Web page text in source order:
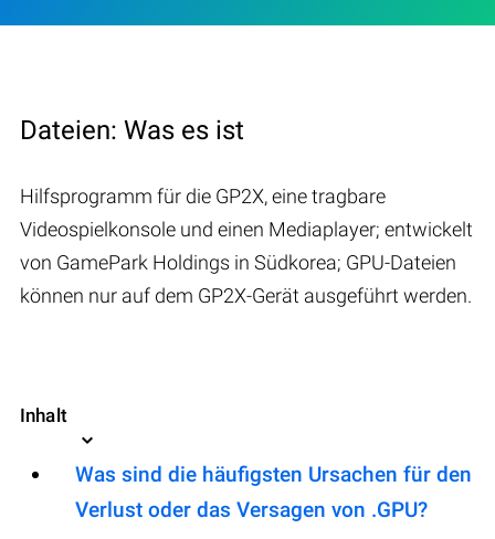
Dateien: Was es ist
Hilfsprogramm für die GP2X, eine tragbare
Videospielkonsole und einen Mediaplayer; entwickelt
von GamePark Holdings in Südkorea; GPU-Dateien
können nur auf dem GP2X-Gerät ausgeführt werden.
Inhalt
Was sind die häufigsten Ursachen für den
Verlust oder das Versagen von .GPU?